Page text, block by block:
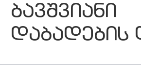
ბავშვიანი
დაბადების